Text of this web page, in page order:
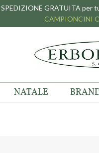
SPEDIZIONE GRATUITA per
CAMPIONCINI
NATALE